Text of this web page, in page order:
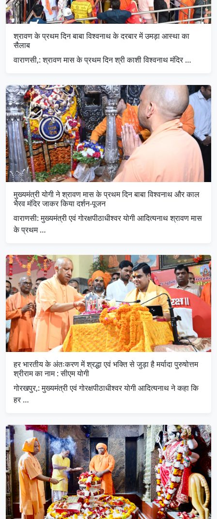
श्रावण के प्रथम दिन बाबा विश्वनाथ के दरबार में उमड़ा आस्था का
सैलाब
वाराणसी,: श्रावण मास के प्रथम दिन श्री काशी विश्वनाथ मंदिर …
मुख्यमंत्री योगी ने श्रावण मास के प्रथम दिन बाबा विश्वनाथ और काल
भैरव मंदिर जाकर किया दर्शन-पूजन
वाराणसी: मुख्यमंत्री एवं गोरक्षपीठाधीश्वर योगी आदित्यनाथ श्रावण मास
के प्रथम …
हर भारतीय के अंतःकरण में श्रद्धा एवं भक्ति से जुड़ा है मर्यादा पुरुषोत्तम
श्रीराम का नाम : सीएम योगी
गोरखपुर,: मुख्यमंत्री एवं गोरक्षपीठाधीश्वर योगी आदित्यनाथ ने कहा कि
हर …